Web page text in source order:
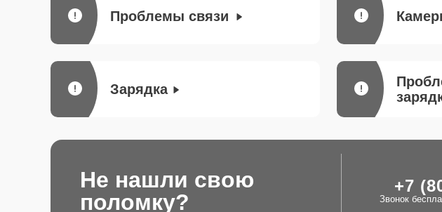
Проблемы связи
Зарядка
Не нашли свою
поломку?
+7
Звонок